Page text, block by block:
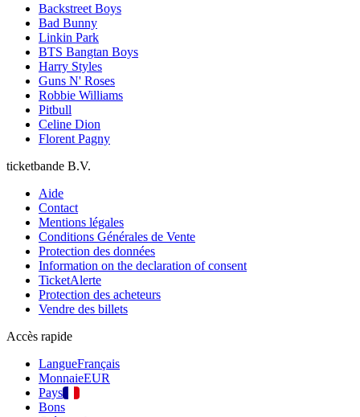
Backstreet Boys
Bad Bunny
Linkin Park
BTS Bangtan Boys
Harry Styles
Guns N' Roses
Robbie Williams
Pitbull
Celine Dion
Florent Pagny
ticketbande B.V.
Aide
Contact
Mentions légales
Conditions Générales de Vente
Protection des données
Information on the declaration of consent
TicketAlerte
Protection des acheteurs
Vendre des billets
Accès rapide
LangueFrançais
MonnaieEUR
Pays
Bons